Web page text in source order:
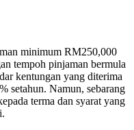
minimum RM250,000
tempoh pinjaman bermula
kentungan yang diterima
setahun. Namun, sebarang
terma dan syarat yang